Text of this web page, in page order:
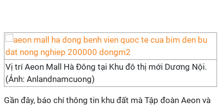
Vị trí Aeon Mall Hà Đông tại Khu đô thị mới Dương Nội.
(Ảnh: Anlandnamcuong)
Gần đây, báo chí thông tin khu đất mà Tập đoàn Aeon và